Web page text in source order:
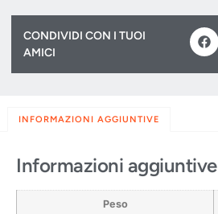
CONDIVIDI CON I TUOI
AMICI
INFORMAZIONI AGGIUNTIVE
Informazioni aggiuntive
Peso